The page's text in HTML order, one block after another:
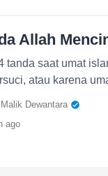
Allah
tanda saat umat
atau karena
Dewantara
ago